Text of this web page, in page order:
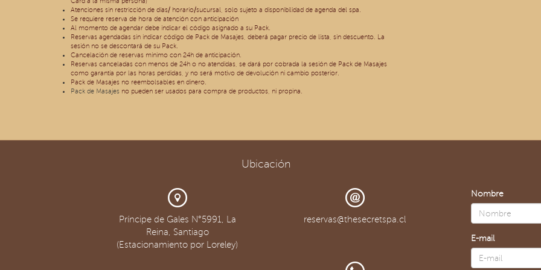
Atenciones sin restricción de días/ horario/sucursal, solo sujeto a disponibilidad de agenda del spa.
Se requiere reserva de hora de atención con anticipación
Al momento de agendar debe indicar el código asignado a su Pack.
Reservas agendadas sin indicar código de Pack de Masajes, deberá pagar precio de lista, sin descuento. La
sesión no se descontará de su Pack.
Cancelación de reservas mínimo con 24h de anticipación.
Reservas canceladas con menos de 24h o no atendidas, se dará por cobrada la sesión de Pack de Masajes
como garantía por las horas perdidas, y no será motivo de devolución ni cambio posterior.
Pack de Masajes no reembolsables en dinero.
Pack de Masajes no pueden ser usados para compra de productos, ni propina.
Ubicación
Príncipe de Gales N°5991, La
Reina, Santiago
(Estacionamiento por Loreley)
reservas@thesecretspa.cl
Nombre
E-mail